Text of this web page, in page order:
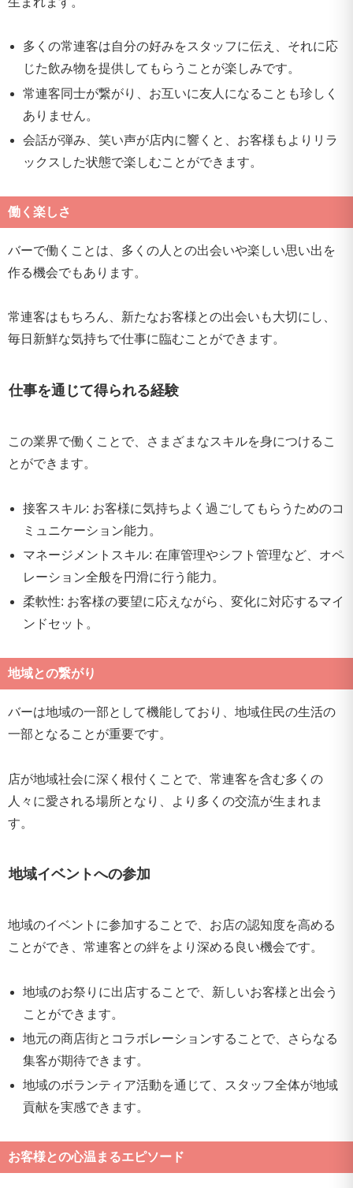
多くの常連客は自分の好みをスタッフに伝え、それに応
じた飲み物を提供してもらうことが楽しみです。
常連客同士が繋がり、お互いに友人になることも珍しく
ありません。
会話が弾み、笑い声が店内に響くと、お客様もよりリラ
ックスした状態で楽しむことができます。
働く楽しさ
バーで働くことは、多くの人との出会いや楽しい思い出を
作る機会でもあります。
常連客はもちろん、新たなお客様との出会いも大切にし、
毎日新鮮な気持ちで仕事に臨むことができます。
仕事を通じて得られる経験
この業界で働くことで、さまざまなスキルを身につけるこ
とができます。
接客スキル: お客様に気持ちよく過ごしてもらうためのコ
ミュニケーション能力。
マネージメントスキル: 在庫管理やシフト管理など、オペ
レーション全般を円滑に行う能力。
柔軟性: お客様の要望に応えながら、変化に対応するマイ
ンドセット。
地域との繋がり
バーは地域の一部として機能しており、地域住民の生活の
一部となることが重要です。
店が地域社会に深く根付くことで、常連客を含む多くの
人々に愛される場所となり、より多くの交流が生まれま
す。
地域イベントへの参加
地域のイベントに参加することで、お店の認知度を高める
ことができ、常連客との絆をより深める良い機会です。
地域のお祭りに出店することで、新しいお客様と出会う
ことができます。
地元の商店街とコラボレーションすることで、さらなる
集客が期待できます。
地域のボランティア活動を通じて、スタッフ全体が地域
貢献を実感できます。
お客様との心温まるエピソード